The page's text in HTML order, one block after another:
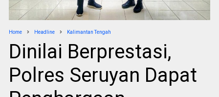
Home Headline Kalimantan Tengah
Dinilai Berprestasi,
Polres Seruyan Dapat